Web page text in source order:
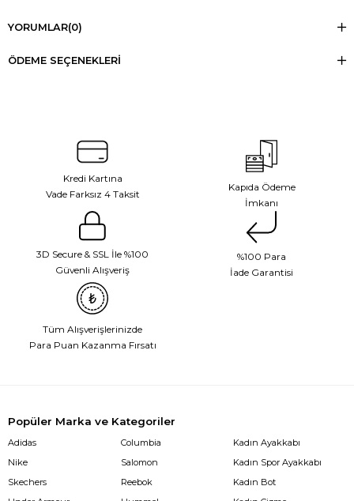
YORUMLAR(0)
ÖDEME SEÇENEKLERI
Kredi Kartına
Vade Farksız 4 Taksit
Kapıda Ödeme
İmkanı
3D Secure & SSL İle %100
Güvenli Alışveriş
%100 Para
İade Garantisi
Tüm Alışverişlerinizde
Para Puan Kazanma Fırsatı
Popüler Marka ve Kategoriler
Adidas
Nike
Skechers
Columbia
Salomon
Reebok
Kadın Ayakkabı
Kadın Spor Ayakkabı
Kadın Bot